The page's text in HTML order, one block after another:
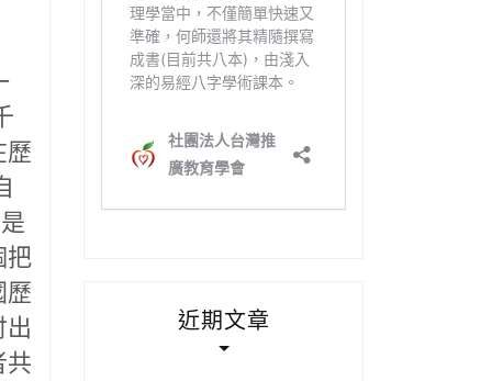
歷
把
歷
出
共
近期文章